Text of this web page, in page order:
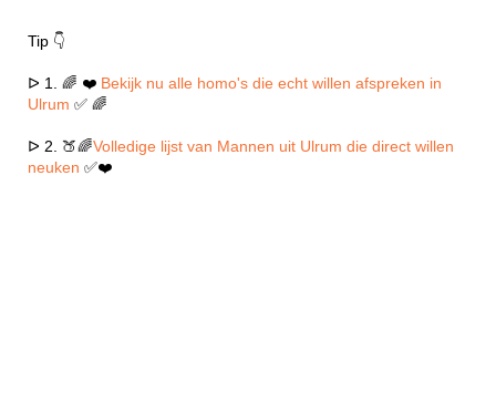
Tip 👇
ᐅ 1. 🌈 ❤️ Bekijk nu alle homo's die echt willen afspreken in
Ulrum ✅ 🌈
ᐅ 2. 🍑🌈Volledige lijst van Mannen uit Ulrum die direct willen
neuken ✅❤️